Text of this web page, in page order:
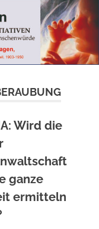
Wird die
ganze
ermitteln